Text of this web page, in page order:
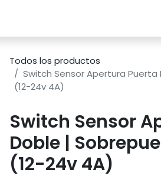
Todos los productos
Switch Sensor Apertura
(12-24v 4A)
Switch Sensor
Doble |
(12-24v 4A)